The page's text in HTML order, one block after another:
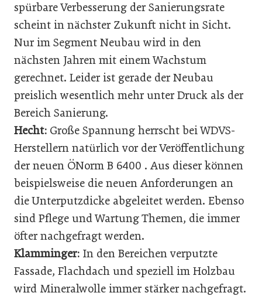
spürbare Verbesserung der Sanierungsrate
scheint in nächster Zukunft nicht in Sicht.
Nur im Segment Neubau wird in den
nächsten Jahren mit einem Wachstum
gerechnet. Leider ist gerade der Neubau
preislich wesentlich mehr unter Druck als der
Bereich Sanierung.
Hecht: Große Spannung herrscht bei WDVS-
Herstellern natürlich vor der Veröffentlichung
der neuen ÖNorm B 6400 . Aus dieser können
beispielsweise die neuen Anforderungen an
die Unterputzdicke abgeleitet werden. Ebenso
sind Pflege und Wartung Themen, die immer
öfter nachgefragt werden.
Klamminger: In den Bereichen verputzte
Fassade, Flachdach und speziell im Holzbau
wird Mineralwolle immer stärker nachgefragt.